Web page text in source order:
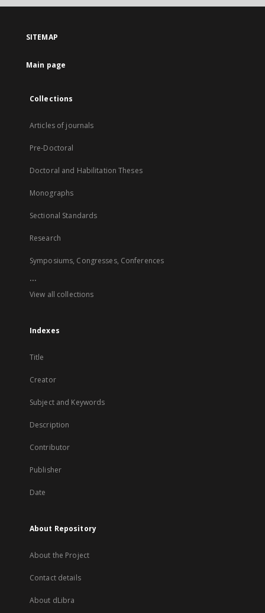
SITEMAP
Main page
Collections
Articles of journals
Pre-Doctoral
Doctoral and Habilitation Theses
Monographs
Sectional Standards
Research
Symposiums, Congresses, Conferences
...
View all collections
Indexes
Title
Creator
Subject and Keywords
Description
Contributor
Publisher
Date
About Repository
About the Project
Contact details
About dLibra